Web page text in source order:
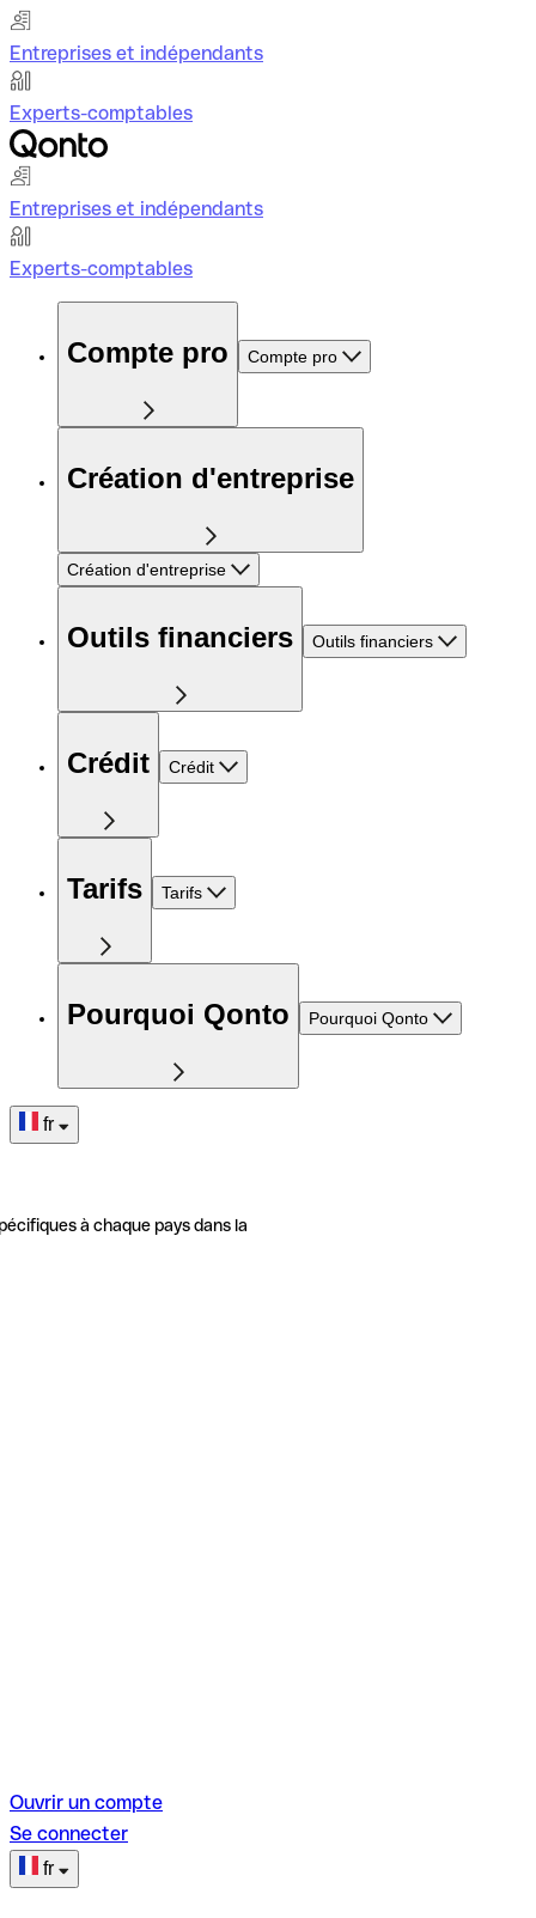
Entreprises et indépendants
Experts-comptables
Entreprises et indépendants
Experts-comptables
Compte pro Compte pro
Création d'entreprise
Création d'entreprise
Outils financiers Outils financiers
Crédit Crédit
Tarifs Tarifs
Pourquoi Qonto Pourquoi Qonto
fr
à chaque pays dans la
Ouvrir un compte
Se connecter
fr